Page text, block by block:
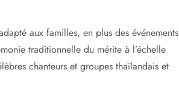
aux familles, en plus des événements
traditionnelle du mérite à l’échelle
chanteurs et groupes thaïlandais et